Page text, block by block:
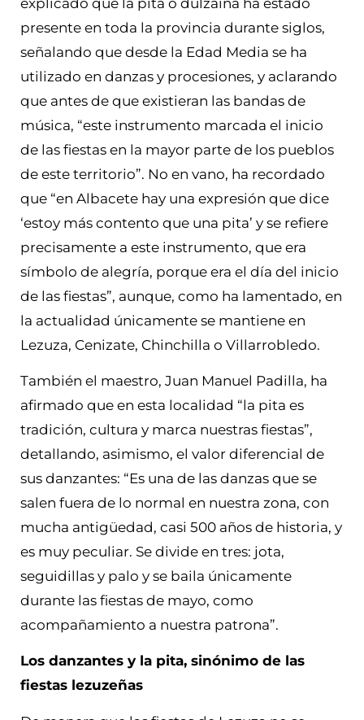
presente en toda la provincia durante siglos,
señalando que desde la Edad Media se ha
utilizado en danzas y procesiones, y aclarando
que antes de que existieran las bandas de
música, “este instrumento marcada el inicio
de las fiestas en la mayor parte de los pueblos
de este territorio”. No en vano, ha recordado
que “en Albacete hay una expresión que dice
‘estoy más contento que una pita’ y se refiere
precisamente a este instrumento, que era
símbolo de alegría, porque era el día del inicio
de las fiestas”, aunque, como ha lamentado, en
la actualidad únicamente se mantiene en
Lezuza, Cenizate, Chinchilla o Villarrobledo.
También el maestro, Juan Manuel Padilla, ha
afirmado que en esta localidad “la pita es
tradición, cultura y marca nuestras fiestas”,
detallando, asimismo, el valor diferencial de
sus danzantes: “Es una de las danzas que se
salen fuera de lo normal en nuestra zona, con
mucha antigüedad, casi 500 años de historia, y
es muy peculiar. Se divide en tres: jota,
seguidillas y palo y se baila únicamente
durante las fiestas de mayo, como
acompañamiento a nuestra patrona”.
Los danzantes y la pita, sinónimo de las
fiestas lezuzeñas